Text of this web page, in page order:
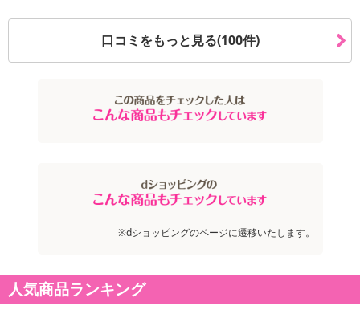
口コミをもっと見る(100件)
※dショッピングのページに遷移いたします。
人気商品ランキング